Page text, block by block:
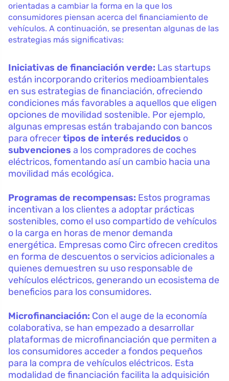
orientadas a cambiar la forma en la que los
consumidores piensan acerca del financiamiento de
vehículos. A continuación, se presentan algunas de las
estrategias más significativas:
Iniciativas de financiación verde: Las startups
están incorporando criterios medioambientales
en sus estrategias de financiación, ofreciendo
condiciones más favorables a aquellos que eligen
opciones de movilidad sostenible. Por ejemplo,
algunas empresas están trabajando con bancos
para ofrecertipos de interés reducidos o
subvenciones a los compradores de coches
eléctricos, fomentando así un cambio hacia una
movilidad más ecológica.
Programas de recompensas: Estos programas
incentivan a los clientes a adoptar prácticas
sostenibles, como el uso compartido de vehículos
o la carga en horas de menor demanda
energética. Empresas como Circ ofrecen creditos
en forma de descuentos o servicios adicionales a
quienes demuestren su uso responsable de
vehículos eléctricos, generando un ecosistema de
beneficios para los consumidores.
Microfinanciación: Con el auge de la economía
colaborativa, se han empezado a desarrollar
plataformas de microfinanciación que permiten a
los consumidores acceder a fondos pequeños
para la compra de vehículos eléctricos. Esta
modalidad de financiación facilita la adquisición